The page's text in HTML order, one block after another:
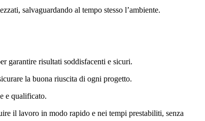
salvaguardando al tempo stesso l’ambiente.
garantire risultati soddisfacenti e sicuri.
la buona riuscita di ogni progetto.
e qualificato.
il lavoro in modo rapido e nei tempi prestabiliti, senza